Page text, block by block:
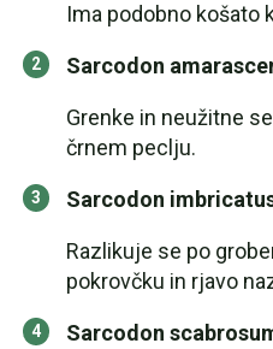
Ima podobno košato
Sarcodon
Grenke in neužitne
črnem peclju.
Sarcodon
Razlikuje se po
pokrovčku in rjavo
Sarcodon